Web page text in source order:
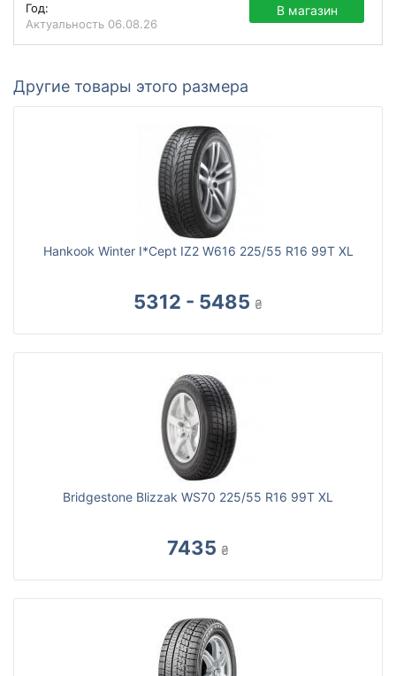
Год:
Актуальность 06.08.26
В магазин
Другие товары этого размера
Hankook Winter I*Cept IZ2 W616 225/55 R16 99T XL
5312 - 5485 ₴
Bridgestone Blizzak WS70 225/55 R16 99T XL
7435 ₴